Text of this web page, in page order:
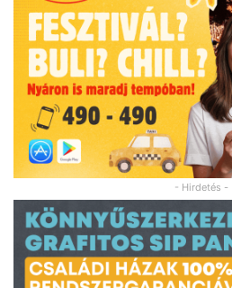
- Hirdetés -